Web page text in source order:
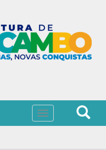
Toggle
navigation